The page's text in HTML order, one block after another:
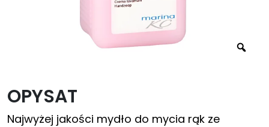
OPYSAT
Najwyżej jakości mydło do mycia rąk ze